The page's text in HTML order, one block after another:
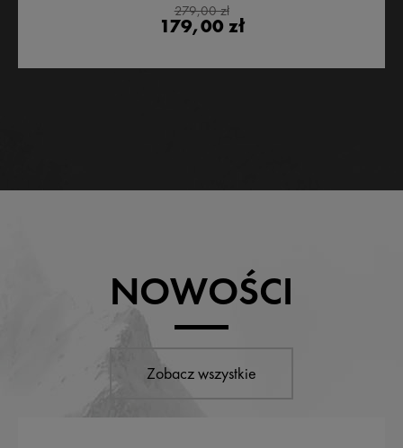
279,00 zł
179,00 zł
NOWOŚCI
Zobacz wszystkie